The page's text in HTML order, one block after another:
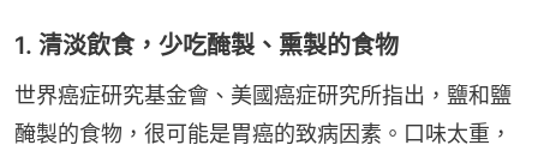
1. 清淡飲食，少吃醃製、熏製的食物
世界癌症研究基金會、美國癌症研究所指出，鹽和鹽
醃製的食物，很可能是胃癌的致病因素。口味太重，